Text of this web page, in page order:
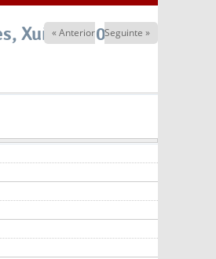
Xuño 2, 2026
« Anterior Seguinte »